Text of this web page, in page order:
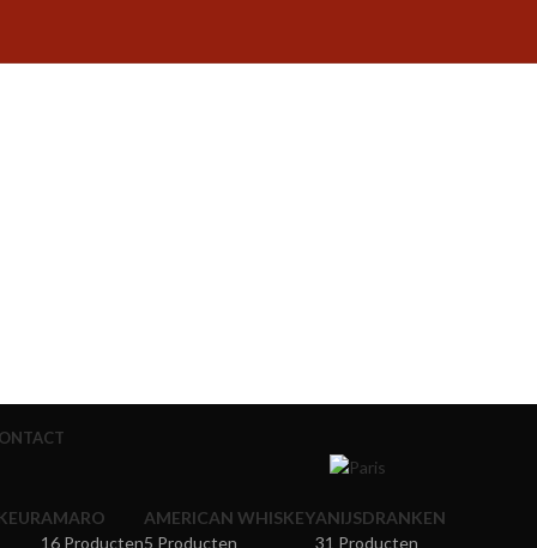
AMARO
16 Producten
AMERICAN WHISKEY
5 Producten
ANIJSDRANKEN
31 Producten